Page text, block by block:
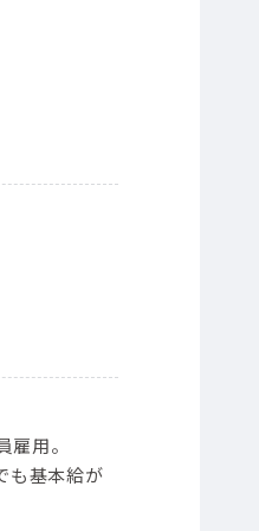
用。
も基本給が